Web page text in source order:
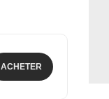
ACHETER